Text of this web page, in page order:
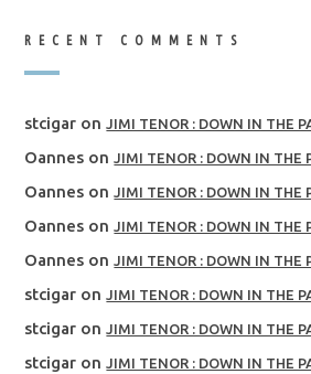
RECENT COMMENTS
stcigar onJIMI TENOR : DOWN IN THE
Oannes onJIMI TENOR : DOWN IN THE
Oannes onJIMI TENOR : DOWN IN THE
Oannes onJIMI TENOR : DOWN IN THE
Oannes onJIMI TENOR : DOWN IN THE
stcigar onJIMI TENOR : DOWN IN THE
stcigar onJIMI TENOR : DOWN IN THE
stcigar onJIMI TENOR : DOWN IN THE